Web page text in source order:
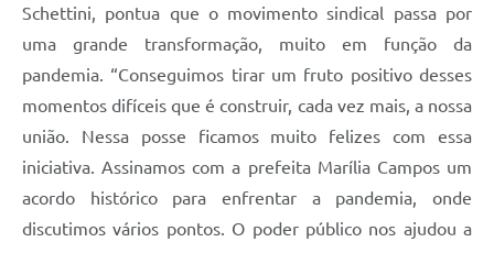
Schettini, pontua que o movimento sindical passa por
uma grande transformação, muito em função da
pandemia. “Conseguimos tirar um fruto positivo desses
momentos difíceis que é construir, cada vez mais, a nossa
união. Nessa posse ficamos muito felizes com essa
iniciativa. Assinamos com a prefeita Marília Campos um
acordo histórico para enfrentar a pandemia, onde
discutimos vários pontos. O poder público nos ajudou a